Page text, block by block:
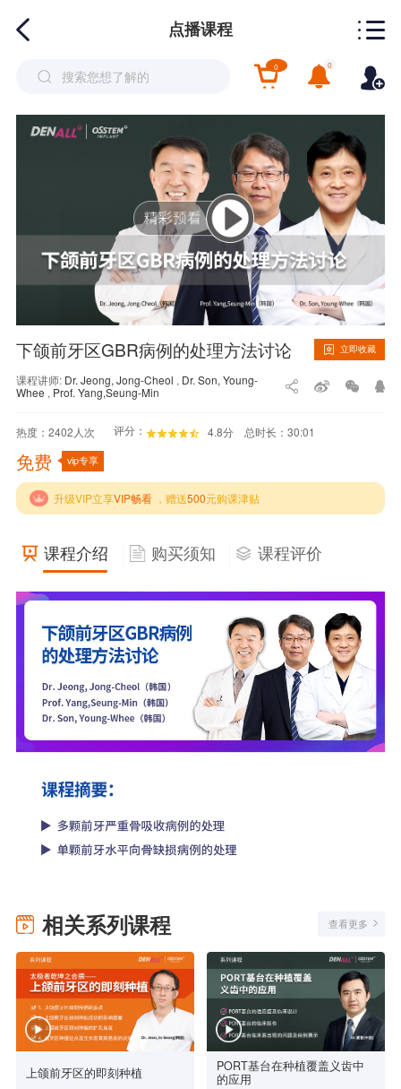
点播课程
0 0
下颌前牙区GBR病例的处理方法讨论 立即收藏
课程讲师: Dr. Jeong, Jong-Cheol , Dr. Son, Young-
Whee , Prof. Yang,Seung-Min
热度： 2402 人次 评分： 4.8分 总时长：30:01
免费 vip专享
升级VIP立享VIP畅看，赠送500元购课津贴
课程介绍 购买须知 课程评价
相关系列课程 查看更多
上颌前牙区的即刻种植
PORT基台在种植覆盖义齿中
的应用